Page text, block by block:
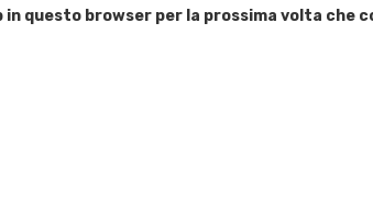
in questo browser per la prossima volta che